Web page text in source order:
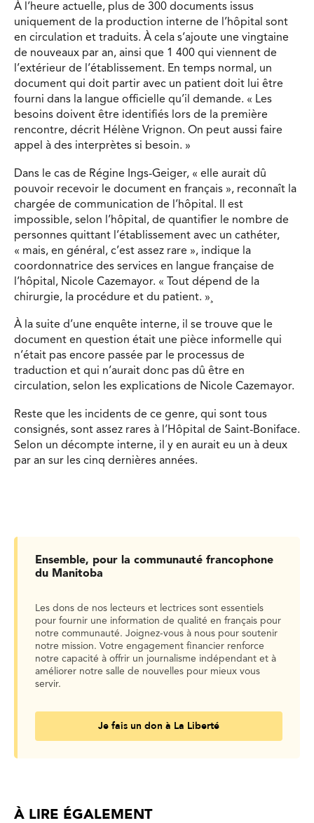
À l’heure actuelle, plus de 300 documents issus
uniquement de la production interne de l’hôpital sont
en circulation et traduits. À cela s’ajoute une vingtaine
de nouveaux par an, ainsi que 1 400 qui viennent de
l’extérieur de l’établissement. En temps normal, un
document qui doit partir avec un patient doit lui être
fourni dans la langue officielle qu’il demande. « Les
besoins doivent être identifiés lors de la première
rencontre, décrit Hélène Vrignon. On peut aussi faire
appel à des interprètes si besoin. »
Dans le cas de Régine Ings-Geiger, « elle aurait dû
pouvoir recevoir le document en français », reconnaît la
chargée de commu­nication de l’hôpital. Il est
impossible, selon l’hôpital, de quantifier le nombre de
personnes quittant l’établissement avec un cathéter,
« mais, en général, c’est assez rare », indique la
coordon­natrice des services en langue française de
l’hôpital, Nicole Cazemayor. « Tout dépend de la
chirurgie, la procédure et du patient. »¸
À la suite d’une enquête interne, il se trouve que le
document en question était une pièce informelle qui
n’était pas encore passée par le processus de
traduction et qui n’aurait donc pas dû être en
circulation, selon les explications de Nicole Cazemayor.
Reste que les incidents de ce genre, qui sont tous
consignés, sont assez rares à l’Hôpital de Saint-Boniface.
Selon un décompte interne, il y en aurait eu un à deux
par an sur les cinq dernières années.
Ensemble, pour la communauté francophone
du Manitoba
Les dons de nos lecteurs et lectrices sont essentiels
pour fournir une information de qualité en français pour
notre communauté. Joignez-vous à nous pour soutenir
notre mission. Votre engagement financier renforce
notre capacité à offrir un journalisme indépendant et à
améliorer notre salle de nouvelles pour mieux vous
servir.
Je fais un don à La Liberté
À LIRE ÉGALEMENT